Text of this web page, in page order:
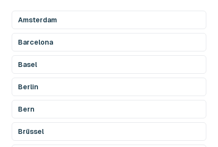
Amsterdam
Barcelona
Basel
Berlin
Bern
Brüssel